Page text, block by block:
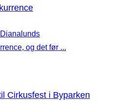
og det før ...
Cirkusfest i Byparken